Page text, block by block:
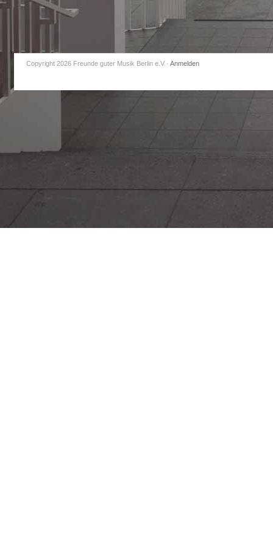
Copyright 2026 Freunde guter Musik Berlin e.V · Anmelden